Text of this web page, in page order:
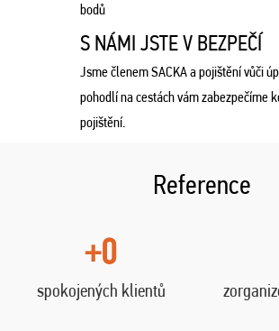
bodů
S NÁMI JSTE V BEZPEČÍ
Jsme členem SACKA a pojištění vůči
pohodlí na cestách vám zabezpečíme
pojištění.
Reference
+0
spokojených klientů